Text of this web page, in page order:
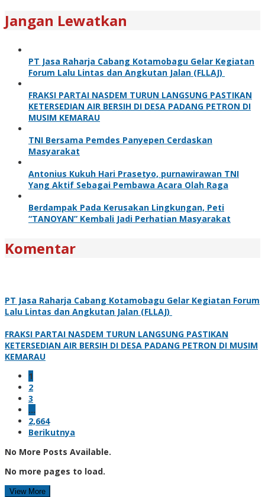
Jangan Lewatkan
PT Jasa Raharja Cabang Kotamobagu Gelar Kegiatan
Forum Lalu Lintas dan Angkutan Jalan (FLLAJ)
FRAKSI PARTAI NASDEM TURUN LANGSUNG PASTIKAN
KETERSEDIAN AIR BERSIH DI DESA PADANG PETRON DI
MUSIM KEMARAU
TNI Bersama Pemdes Panyepen Cerdaskan
Masyarakat
Antonius Kukuh Hari Prasetyo, purnawirawan TNI
Yang Aktif Sebagai Pembawa Acara Olah Raga
Berdampak Pada Kerusakan Lingkungan, Peti
“TANOYAN” Kembali Jadi Perhatian Masyarakat
Komentar
PT Jasa Raharja Cabang Kotamobagu Gelar Kegiatan Forum
Lalu Lintas dan Angkutan Jalan (FLLAJ)
FRAKSI PARTAI NASDEM TURUN LANGSUNG PASTIKAN
KETERSEDIAN AIR BERSIH DI DESA PADANG PETRON DI MUSIM
KEMARAU
1
2
3
…
2,664
Berikutnya
No More Posts Available.
No more pages to load.
View More